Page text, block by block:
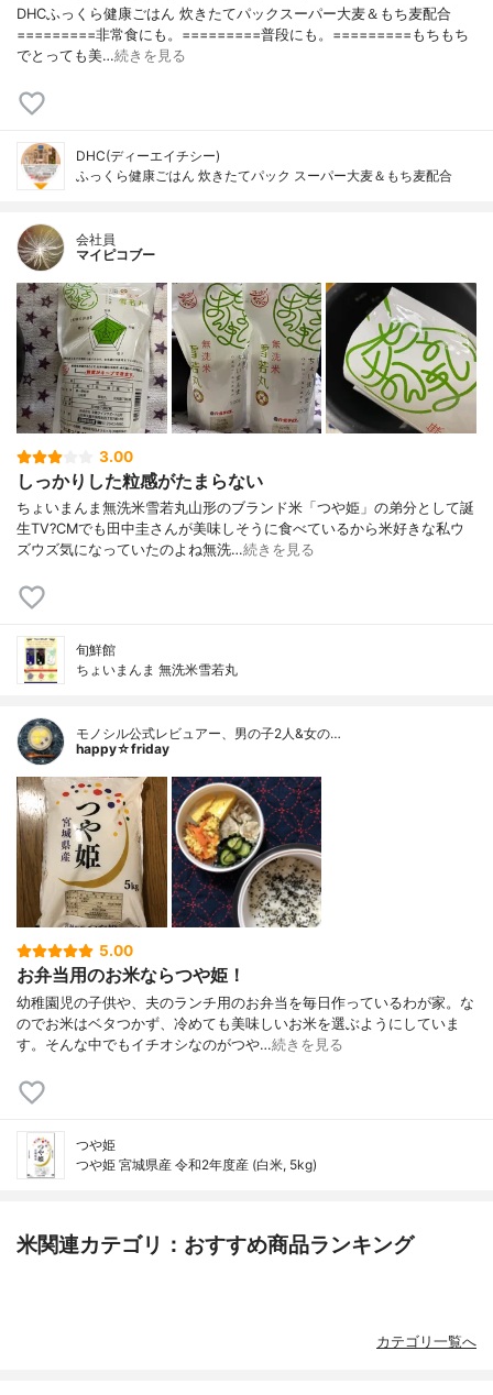
DHCふっくら健康ごはん 炊きたてパックスーパー大麦＆もち麦配合
=========非常食にも。=========普段にも。=========もちもち
でとっても美…続きを見る
DHC(ディーエイチシー)
ふっくら健康ごはん 炊きたてパック スーパー大麦＆もち麦配合
会社員
マイピコブー
3.00
しっかりした粒感がたまらない
ちょいまんま無洗米雪若丸山形のブランド米「つや姫」の弟分として誕
生TV?CMでも田中圭さんが美味しそうに食べているから米好きな私ウ
ズウズ気になっていたのよね無洗…続きを見る
旬鮮館
ちょいまんま 無洗米雪若丸
モノシル公式レビュアー、男の子2人&女の…
happy☆friday
5.00
お弁当用のお米ならつや姫！
幼稚園児の子供や、夫のランチ用のお弁当を毎日作っているわが家。な
のでお米はベタつかず、冷めても美味しいお米を選ぶようにしていま
す。そんな中でもイチオシなのがつや…続きを見る
つや姫
つや姫 宮城県産 令和2年度産 (白米, 5kg)
米関連カテゴリ：おすすめ商品ランキング
カテゴリ一覧へ